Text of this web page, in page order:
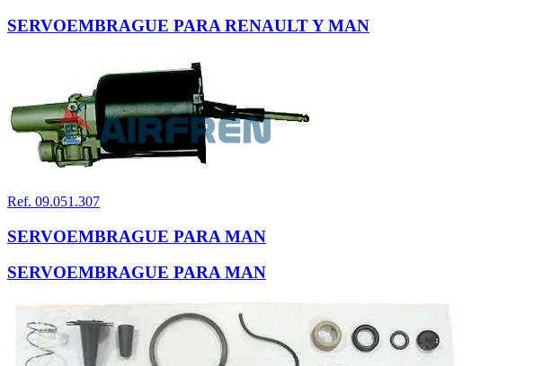
SERVOEMBRAGUE PARA RENAULT Y MAN
Ref. 09.051.307
SERVOEMBRAGUE PARA MAN
SERVOEMBRAGUE PARA MAN